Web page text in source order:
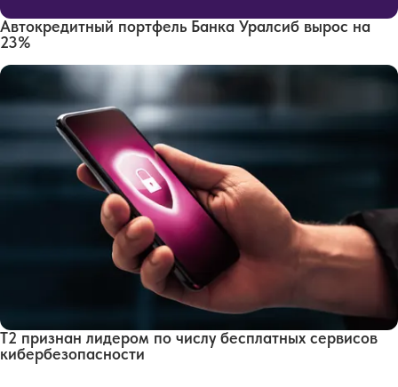
Автокредитный портфель Банка Уралсиб вырос на
23%
Т2 признан лидером по числу бесплатных сервисов
кибербезопасности